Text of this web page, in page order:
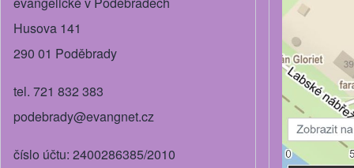
Husova 141
290 01 Poděbrady
tel. 721 832 383
podebrady@evangnet.cz
číslo účtu: 2400286385/2010